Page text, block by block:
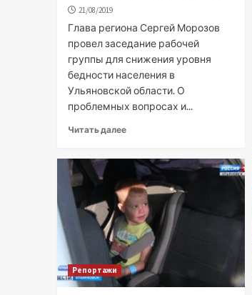
21/08/2019
Глава региона Сергей Морозов
провел заседание рабочей
группы для снижения уровня
бедности населения в
Ульяновской области. О
проблемных вопросах и...
Читать далее
Репортажи